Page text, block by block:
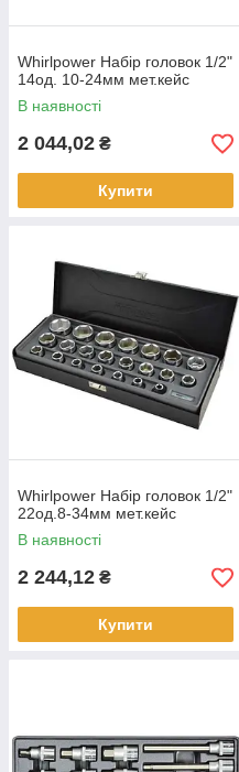
Whirlpower Набір головок 1/2"
14од. 10-24мм мет.кейс
В наявності
2 044,02 ₴
Купити
Whirlpower Набір головок 1/2"
22од.8-34мм мет.кейс
В наявності
2 244,12 ₴
Купити